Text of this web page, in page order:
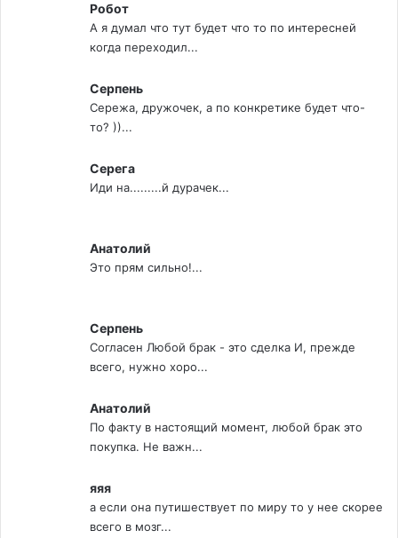
Робот
А я думал что тут будет что то по интересней
когда переходил...
Серпень
Сережа, дружочек, а по конкретике будет что-
то? ))...
Серега
Иди на.........й дурачек...
Анатолий
Это прям сильно!...
Серпень
Согласен Любой брак - это сделка И, прежде
всего, нужно хоро...
Анатолий
По факту в настоящий момент, любой брак это
покупка. Не важн...
яяя
а если она путишествует по миру то у нее скорее
всего в мозг...